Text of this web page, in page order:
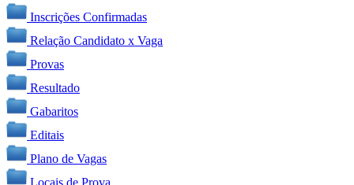
Inscrições Confirmadas
Relação Candidato x Vaga
Provas
Resultado
Gabaritos
Editais
Plano de Vagas